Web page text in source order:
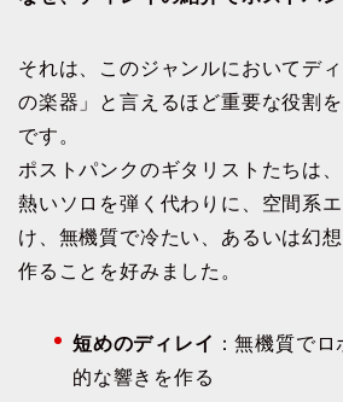
それは、このジャンルにおいてデ
の楽器」と言えるほど重要な役割
です。
ポストパンクのギタリストたちは
熱いソロを弾く代わりに、空間系
け、無機質で冷たい、あるいは幻
作ることを好みました。
短めのディレイ ：無機質で
的な響きを作る